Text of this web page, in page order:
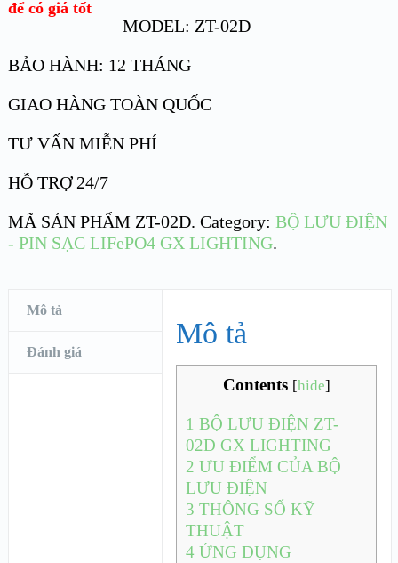
để có giá tốt
MODEL: ZT-02D
BẢO HÀNH: 12 THÁNG
GIAO HÀNG TOÀN QUỐC
TƯ VẤN MIỄN PHÍ
HỖ TRỢ 24/7
MÃ SẢN PHẨM ZT-02D. Category: BỘ LƯU ĐIỆN
- PIN SẠC LIFePO4 GX LIGHTING.
Mô tả
Đánh giá
Mô tả
Contents [hide]
1 BỘ LƯU ĐIỆN ZT-
02D GX LIGHTING
2 ƯU ĐIỂM CỦA BỘ
LƯU ĐIỆN
3 THÔNG SỐ KỸ
THUẬT
4 ỨNG DỤNG